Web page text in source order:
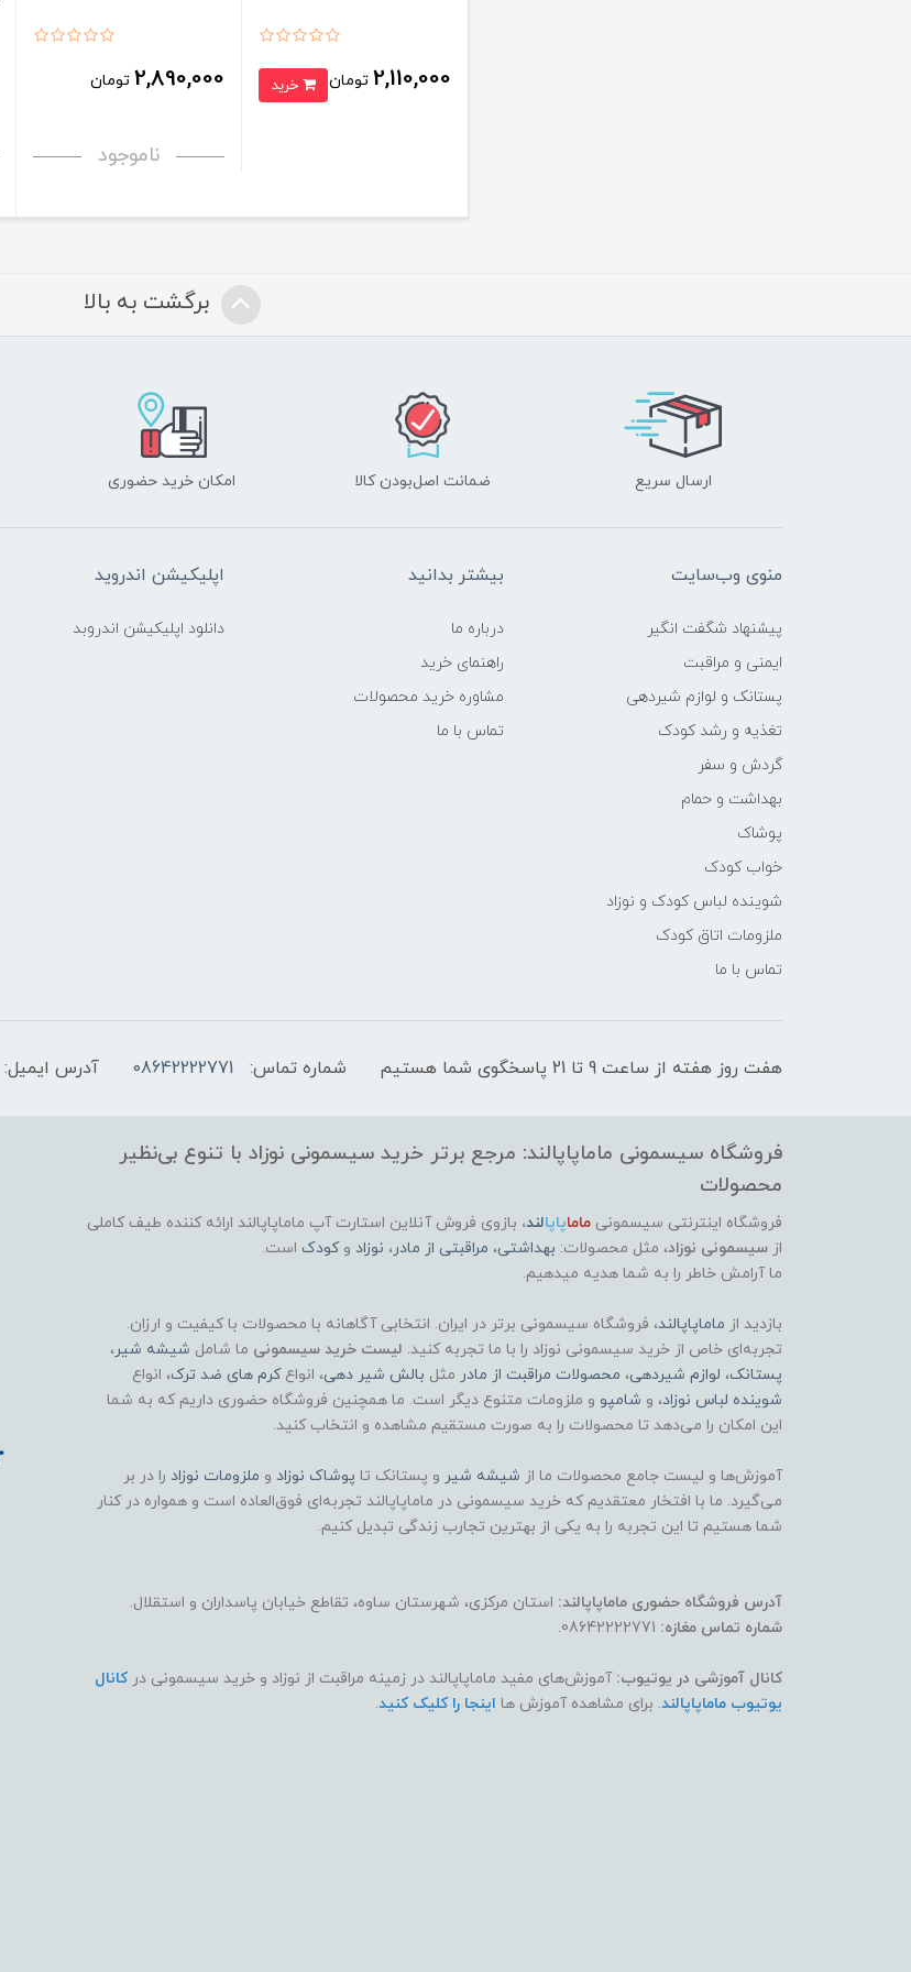
2,110,000 تومان خرید 2,890,000 تومان
ناموجود
برگشت به بالا
ارسال سریع ضمانت اصل‌بودن کالا امکان خرید حضوری
منوی وب‌سایت
پیشنهاد شگفت انگیر
ایمنی و مراقبت
پستانک و لوازم شیردهی
تغذیه و رشد کودک
گردش و سفر
بهداشت و حمام
پوشاک
خواب کودک
شوینده لباس کودک و نوزاد
ملزومات اتاق کودک
تماس با ما
بیشتر بدانید
درباره ما
راهنمای خرید
مشاوره خرید محصولات
تماس با ما
اپلیکیشن اندروید
دانلود اپلیکیشن اندروبد
هفت روز هفته از ساعت 9 تا 21 پاسخگوی شما هستیم شماره تماس: 08642222771 آدرس ایمیل:
فروشگاه سیسمونی ماماپاپالند: مرجع برتر خرید سیسمونی نوزاد با تنوع بی‌نظیر
محصولات
فروشگاه اینترنتی سیسمونی ماماپاپالند، بازوی فروش آنلاین استارت آپ ماماپاپالند ارائه کننده طیف کاملی
از سیسمونی نوزاد، مثل محصولات: بهداشتی، مراقبتی از مادر ، نوزاد وکودک است.
ما آرامش خاطر را به شما هدیه میدهیم.
بازدید از ماماپاپالند، فروشگاه سیسمونی برتر در ایران. انتخابی آگاهانه با محصولات با کیفیت و ارزان.
تجربه‌ای خاص از خرید سیسمونی نوزاد را با ما تجربه کنید. لیست خرید سیسمونی ما شامل شیشه شیر ،
پستانک، لوازم شیردهی، محصولات مراقبت از مادر مثل بالش شیر دهی، انواعکرم های ضد ترک، انواع
شوینده لباس نوزاد، و شامپو و ملزومات متنوع دیگر است. ما همچنین فروشگاه حضوری داریم که به شما
این امکان را می‌دهد تا محصولات را به صورت مستقیم مشاهده و انتخاب کنید.
آموزش‌ها و لیست جامع محصولات ما از شیشه شیر و پستانک تا پوشاک نوزاد و ملزومات نوزاد را در بر
می‌گیرد. ما با افتخار معتقدیم که خرید سیسمونی در ماماپاپالند تجربه‌ای فوق‌العاده است و همواره در کنار
شما هستیم تا این تجربه را به یکی از بهترین تجارب زندگی تبدیل کنیم.
آدرس فروشگاه حضوری ماماپاپالند: استان مرکزی، شهرستان ساوه، تقاطع خیابان پاسداران و استقلال.
شماره تماس مغازه:
کانال آموزشی در یوتیوب: آموزش‌های مفید ماماپاپالند در زمینه مراقبت از نوزاد و خرید سیسمونی درکانال
یوتیوب ماماپاپالند. برای مشاهده آموزش ها اینجا را کلیک کنید.